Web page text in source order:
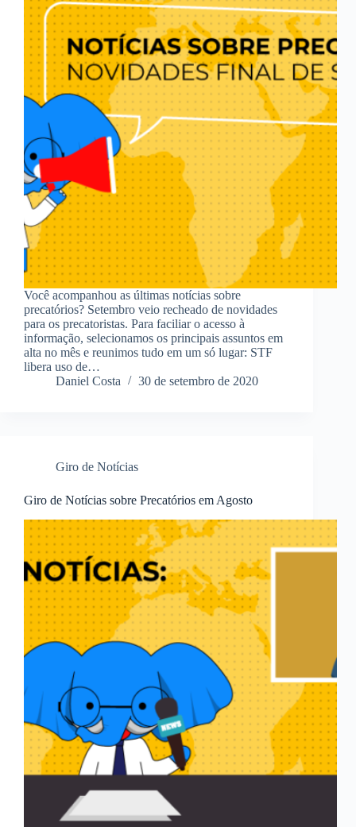
Você acompanhou as últimas notícias sobre
precatórios? Setembro veio recheado de novidades
para os precatoristas. Para faciliar o acesso à
informação, selecionamos os principais assuntos em
alta no mês e reunimos tudo em um só lugar: STF
libera uso de…
Daniel Costa
30 de setembro de 2020
Giro de Notícias
Giro de Notícias sobre Precatórios em Agosto